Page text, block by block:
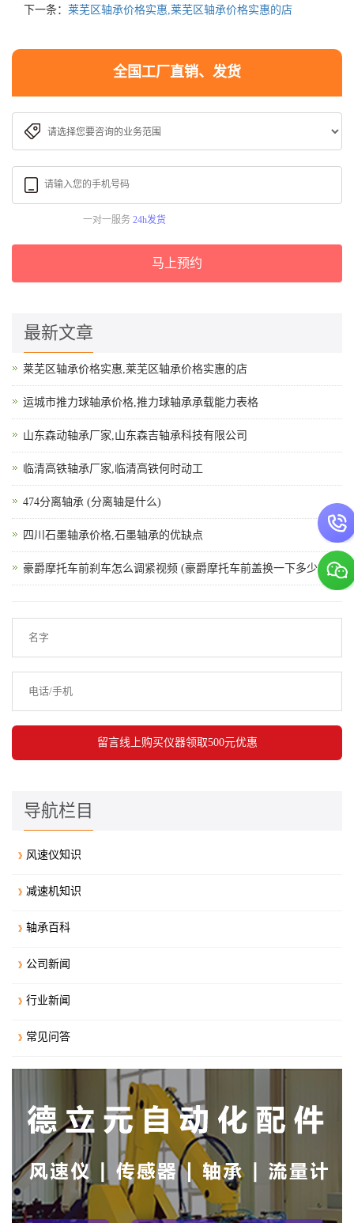
下一条： 莱芜区轴承价格实惠,莱芜区轴承价格实惠的店
全国工厂直销、发货
一对一服务 24h发货
马上预约
最新文章
莱芜区轴承价格实惠,莱芜区轴承价格实惠的店
运城市推力球轴承价格,推力球轴承承载能力表格
山东森动轴承厂家,山东森吉轴承科技有限公司
临清高铁轴承厂家,临清高铁何时动工
474分离轴承 (分离轴是什么)
四川石墨轴承价格,石墨轴承的优缺点
豪爵摩托车前刹车怎么调紧视频 (豪爵摩托车前盖换一下多少钱)
导航栏目
风速仪知识
减速机知识
轴承百科
公司新闻
行业新闻
常见问答